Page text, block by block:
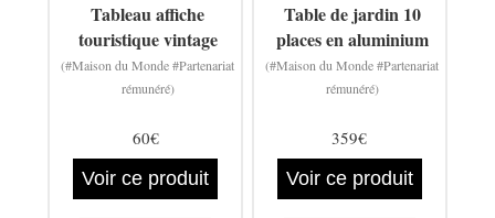
Tableau affiche
touristique vintage
(#Maison du Monde #Partenariat
rémunéré)
60€
Voir ce produit
Table de jardin 10
places en aluminium
(#Maison du Monde #Partenariat
rémunéré)
359€
Voir ce produit